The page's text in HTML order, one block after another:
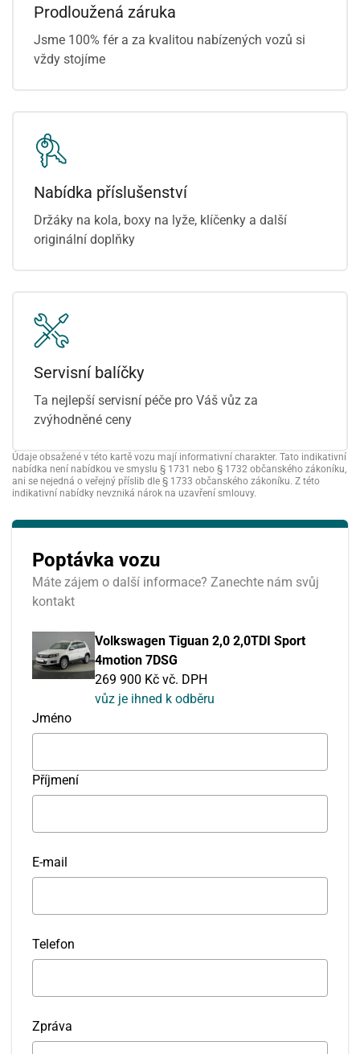
Prodloužená záruka
Jsme 100% fér a za kvalitou nabízených vozů si
vždy stojíme
Nabídka příslušenství
Držáky na kola, boxy na lyže, klíčenky a další
originální doplňky
Servisní balíčky
Ta nejlepší servisní péče pro Váš vůz za
zvýhodněné ceny
Údaje obsažené v této kartě vozu mají informativní charakter. Tato indikativní
nabídka není nabídkou ve smyslu § 1731 nebo § 1732 občanského zákoníku,
ani se nejedná o veřejný příslib dle § 1733 občanského zákoníku. Z této
indikativní nabídky nevzniká nárok na uzavření smlouvy.
Poptávka vozu
Máte zájem o další informace? Zanechte nám svůj
kontakt
Volkswagen Tiguan 2,0 2,0TDI Sport
4motion 7DSG
269 900 Kč vč. DPH
vůz je ihned k odběru
Jméno
Příjmení
E-mail
Telefon
Zpráva